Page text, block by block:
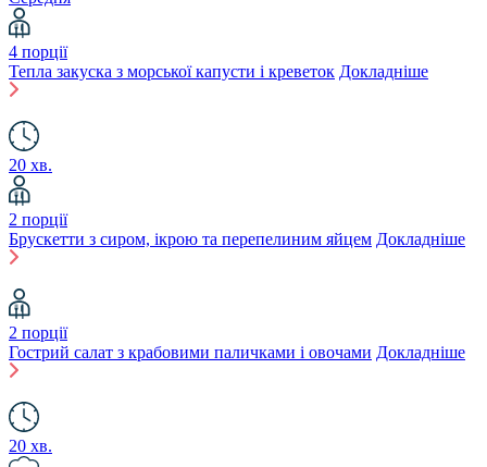
4 порції
Тепла закуска з морської капусти і креветок Докладніше
20 хв.
2 порції
Брускетти з сиром, ікрою та перепелиним яйцем Докладніше
2 порції
Гострий салат з крабовими паличками і овочами Докладніше
20 хв.